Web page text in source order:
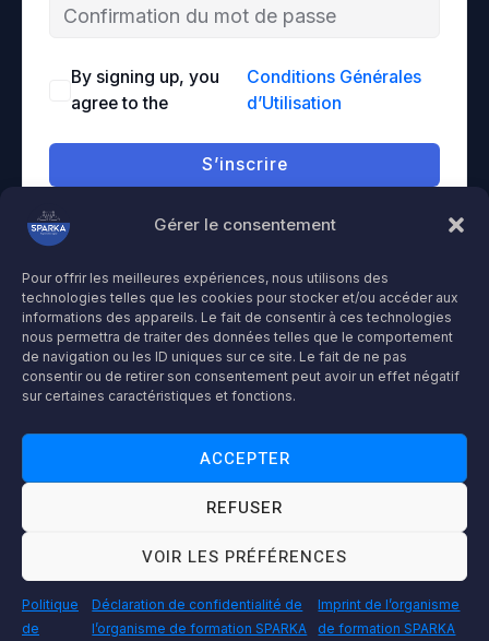
Gérer le consentement
Pour offrir les meilleures expériences, nous utilisons des
technologies telles que les cookies pour stocker et/ou accéder aux
informations des appareils. Le fait de consentir à ces technologies
nous permettra de traiter des données telles que le comportement
de navigation ou les ID uniques sur ce site. Le fait de ne pas
consentir ou de retirer son consentement peut avoir un effet négatif
sur certaines caractéristiques et fonctions.
ACCEPTER
REFUSER
VOIR LES PRÉFÉRENCES
Politique
de
Déclaration de confidentialité de
l’organisme de formation SPARKA
Imprint de l’organisme
de formation SPARKA
By signing up, you
agree to the
Conditions Générales
d’Utilisation
S’inscrire
Already have an account?Se connecter
Droit d'auteur © 2026 plateforme-formation-sparka
Accessibilité : partiellement conforme
Déclaration de confidentialité et de protection de données
"Espace Audit & Conformité"
"Accédez à votre espace dédié pour vos contrôles et audits en toute transparence."
AUDITEUR